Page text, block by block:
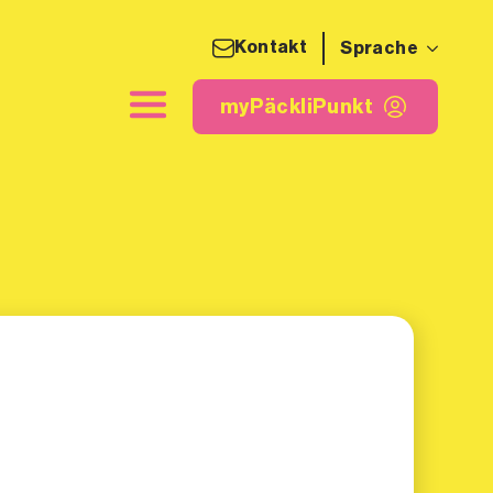
Kontakt Sprache
myPäckliPunkt
myPäckliPunkt